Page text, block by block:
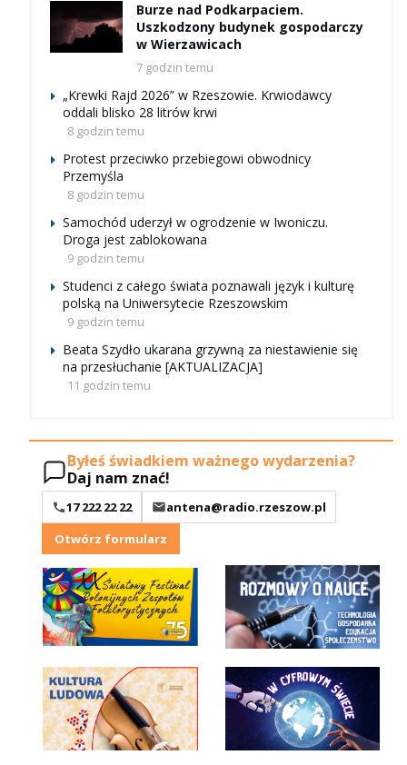
Burze nad Podkarpaciem.
Uszkodzony budynek gospodarczy
w Wierzawicach
7 godzin temu
„Krewki Rajd 2026” w Rzeszowie. Krwiodawcy
oddali blisko 28 litrów krwi
8 godzin temu
Protest przeciwko przebiegowi obwodnicy
Przemyśla
8 godzin temu
Samochód uderzył w ogrodzenie w Iwoniczu.
Droga jest zablokowana
9 godzin temu
Studenci z całego świata poznawali język i kulturę
polską na Uniwersytecie Rzeszowskim
9 godzin temu
Beata Szydło ukarana grzywną za niestawienie się
na przesłuchanie [AKTUALIZACJA]
11 godzin temu
Byłeś świadkiem ważnego wydarzenia?
Daj nam znać!
17 222 22 22
antena@radio.rzeszow.pl
Otwórz formularz